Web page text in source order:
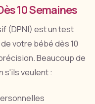
10 Semaines
(DPNI) est un test
votre bébé dès 10
Beaucoup de
s'ils veulent :